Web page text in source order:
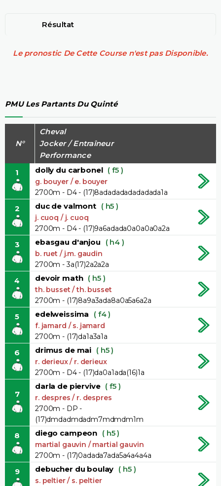
Résultat
Le pronostic De Cette Course n'est pas Disponible.
PMU Les Partants Du Quinté
N°
Cheval
Jocker / Entraîneur
Performance
1
dolly du carbonel ( f5 )
g. bouyer / e. bouyer
2700m - D4 - (17)8adadadadadadada1a
2 duc de valmont ( h5 )
j. cuoq / j. cuoq
2700m - D4 - (17)9a6adada0a0a0a0a2a
3 ebasgau d'anjou ( h4 )
b. ruet / j.m. gaudin
2700m - 3a(17)2a2a2a
4 devoir math ( h5 )
th. busset / th. busset
2700m - (17)8a9a3ada8a0a5a6a2a
5 edelweissima ( f4 )
f. jamard / s. jamard
2700m - (17)da1a3a1a
6 drimus de mai ( h5 )
r. derieux / r. derieux
2700m - D4 - (17)da0a1ada(16)1a
7
darla de piervive ( f5 )
r. despres / r. despres
2700m - DP -
(17)dmdadmdadm7mdmdm1m
8 diego campeon ( h5 )
martial gauvin / martial gauvin
2700m - (17)0adada7ada5a4a4a4a
9 debucher du boulay ( h5 )
s. peltier / s. peltier